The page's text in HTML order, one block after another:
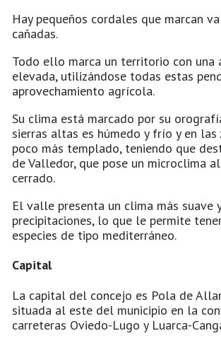
Hay pequeños cordales que marcan
cañadas.
Todo ello marca un territorio con una
elevada, utilizándose todas estas
aprovechamiento agrícola.
Su clima está marcado por su
sierras altas es húmedo y frío y en las
poco más templado, teniendo que
de Valledor, que pose un microclima
cerrado.
El valle presenta un clima más suave
precipitaciones, lo que le permite
especies de tipo mediterráneo.
Capital
La capital del concejo es Pola de
situada al este del municipio en la
carreteras Oviedo-Lugo y Luarca-